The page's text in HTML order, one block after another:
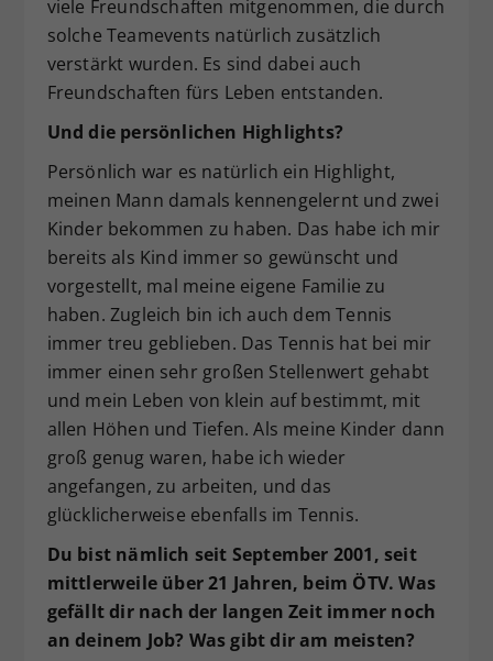
viele Freundschaften mitgenommen, die durch
solche Teamevents natürlich zusätzlich
verstärkt wurden. Es sind dabei auch
Freundschaften fürs Leben entstanden.
Und die persönlichen Highlights?
Persönlich war es natürlich ein Highlight,
meinen Mann damals kennengelernt und zwei
Kinder bekommen zu haben. Das habe ich mir
bereits als Kind immer so gewünscht und
vorgestellt, mal meine eigene Familie zu
haben. Zugleich bin ich auch dem Tennis
immer treu geblieben. Das Tennis hat bei mir
immer einen sehr großen Stellenwert gehabt
und mein Leben von klein auf bestimmt, mit
allen Höhen und Tiefen. Als meine Kinder dann
groß genug waren, habe ich wieder
angefangen, zu arbeiten, und das
glücklicherweise ebenfalls im Tennis.
Du bist nämlich seit September 2001, seit
mittlerweile über 21 Jahren, beim ÖTV. Was
gefällt dir nach der langen Zeit immer noch
an deinem Job? Was gibt dir am meisten?